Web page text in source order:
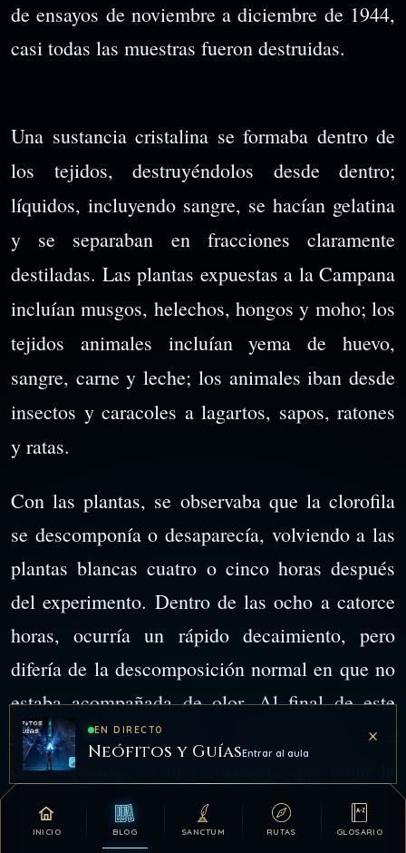
INICIO BLOG SANCTUM RUTAS GLOSARIO
de ensayos de noviembre a diciembre de 1944,
casi todas las muestras fueron destruidas.
Una sustancia cristalina se formaba dentro de
los tejidos, destruyéndolos desde dentro;
líquidos, incluyendo sangre, se hacían gelatina
y se separaban en fracciones claramente
destiladas. Las plantas expuestas a la Campana
incluían musgos, helechos, hongos y moho; los
tejidos animales incluían yema de huevo,
sangre, carne y leche; los animales iban desde
insectos y caracoles a lagartos, sapos, ratones
y ratas.
Con las plantas, se observaba que la clorofila
se descomponía o desaparecía, volviendo a las
plantas blancas cuatro o cinco horas después
del experimento. Dentro de las ocho a catorce
horas, ocurría un rápido decaimiento, pero
difería de la descomposición normal en que no
estaba acompañada de olor. Al final de este
período, las plantas habitualmente se
descomponían en una sustancia que tenía la
consistencia de grasa para ejes.
EN DIRECTO
Neófitos y GuíasEntrar al aula
×